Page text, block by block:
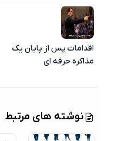
اقدامات پس از پایان یک
مذاکره حرفه ای
نوشته های مرتبط